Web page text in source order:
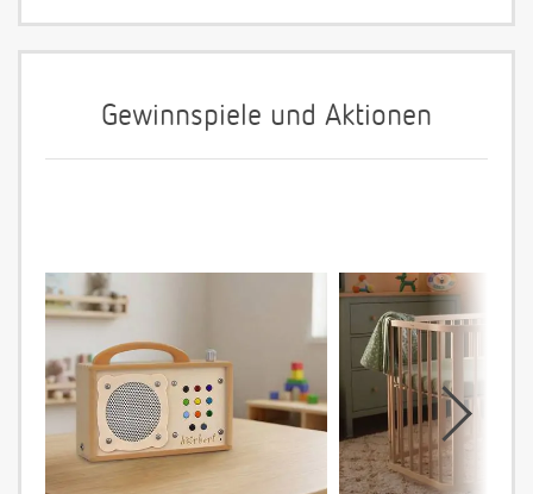
Gewinnspiele und Aktionen